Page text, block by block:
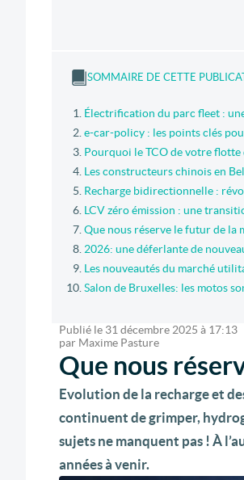
SOMMAIRE DE CETTE
Électrification du parc fleet :
e-car-policy : les points clés
Pourquoi le TCO de votre
Les constructeurs chinois en
Recharge bidirectionnelle :
LCV zéro émission : une
Que nous réserve le futur de la
2026: une déferlante de
Les nouveautés du marché
Salon de Bruxelles: les motos
Publié le 31 décembre 2025 à 17:13
par Maxime Pasture
Que nous
Evolution de la recharge et
continuent de grimper,
sujets ne manquent pas ! À
années à venir.